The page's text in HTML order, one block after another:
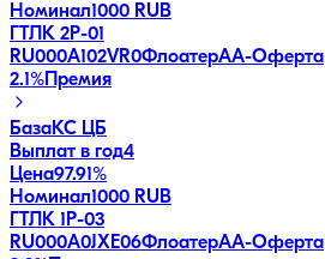
Номинал1000 RUB
ГТЛК 2P-01
RU000A102VR0ФлоатерAA-Оферта
2.1% Премия
БазаКС ЦБ
Выплат в год4
Цена97.91%
Номинал1000 RUB
ГТЛК 1P-03
RU000A0JXE06ФлоатерAA-Оферта